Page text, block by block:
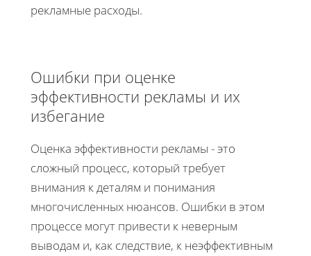
рекламные расходы.
Ошибки при оценке
эффективности рекламы и их
избегание
Оценка эффективности рекламы - это
сложный процесс, который требует
внимания к деталям и понимания
многочисленных нюансов. Ошибки в этом
процессе могут привести к неверным
выводам и, как следствие, к неэффективным